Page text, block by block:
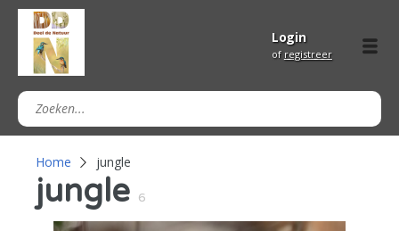
Login
of registreer
Home jungle
jungle 6